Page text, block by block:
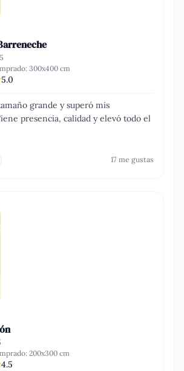
300x400 cm
5.0
grande y superó mis
presencia, calidad y elevó todo el
17 me gustas
200x300 cm
4.5